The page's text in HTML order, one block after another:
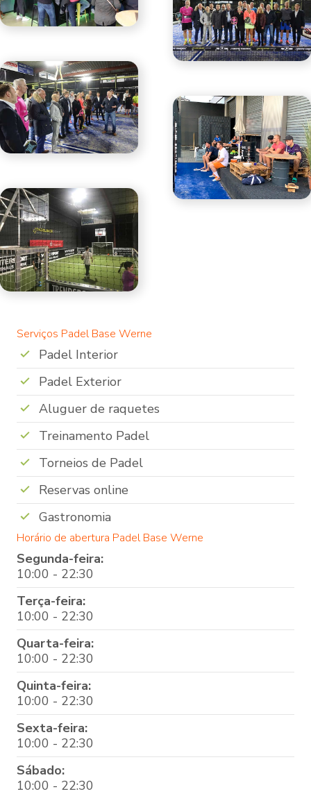
Serviços Padel Base Werne
Padel Interior
Padel Exterior
Aluguer de raquetes
Treinamento Padel
Torneios de Padel
Reservas online
Gastronomia
Horário de abertura Padel Base Werne
Segunda-feira:
10:00 - 22:30
Terça-feira:
10:00 - 22:30
Quarta-feira:
10:00 - 22:30
Quinta-feira:
10:00 - 22:30
Sexta-feira:
10:00 - 22:30
Sábado:
10:00 - 22:30